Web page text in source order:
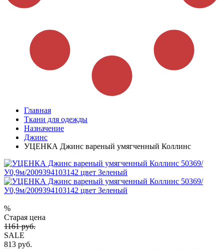
Главная
Ткани для одежды
Назначение
Джинс
УЦЕНКА Джинс вареный умягченный Коллинс
%
Старая цена
1161 руб.
SALE
813 руб.